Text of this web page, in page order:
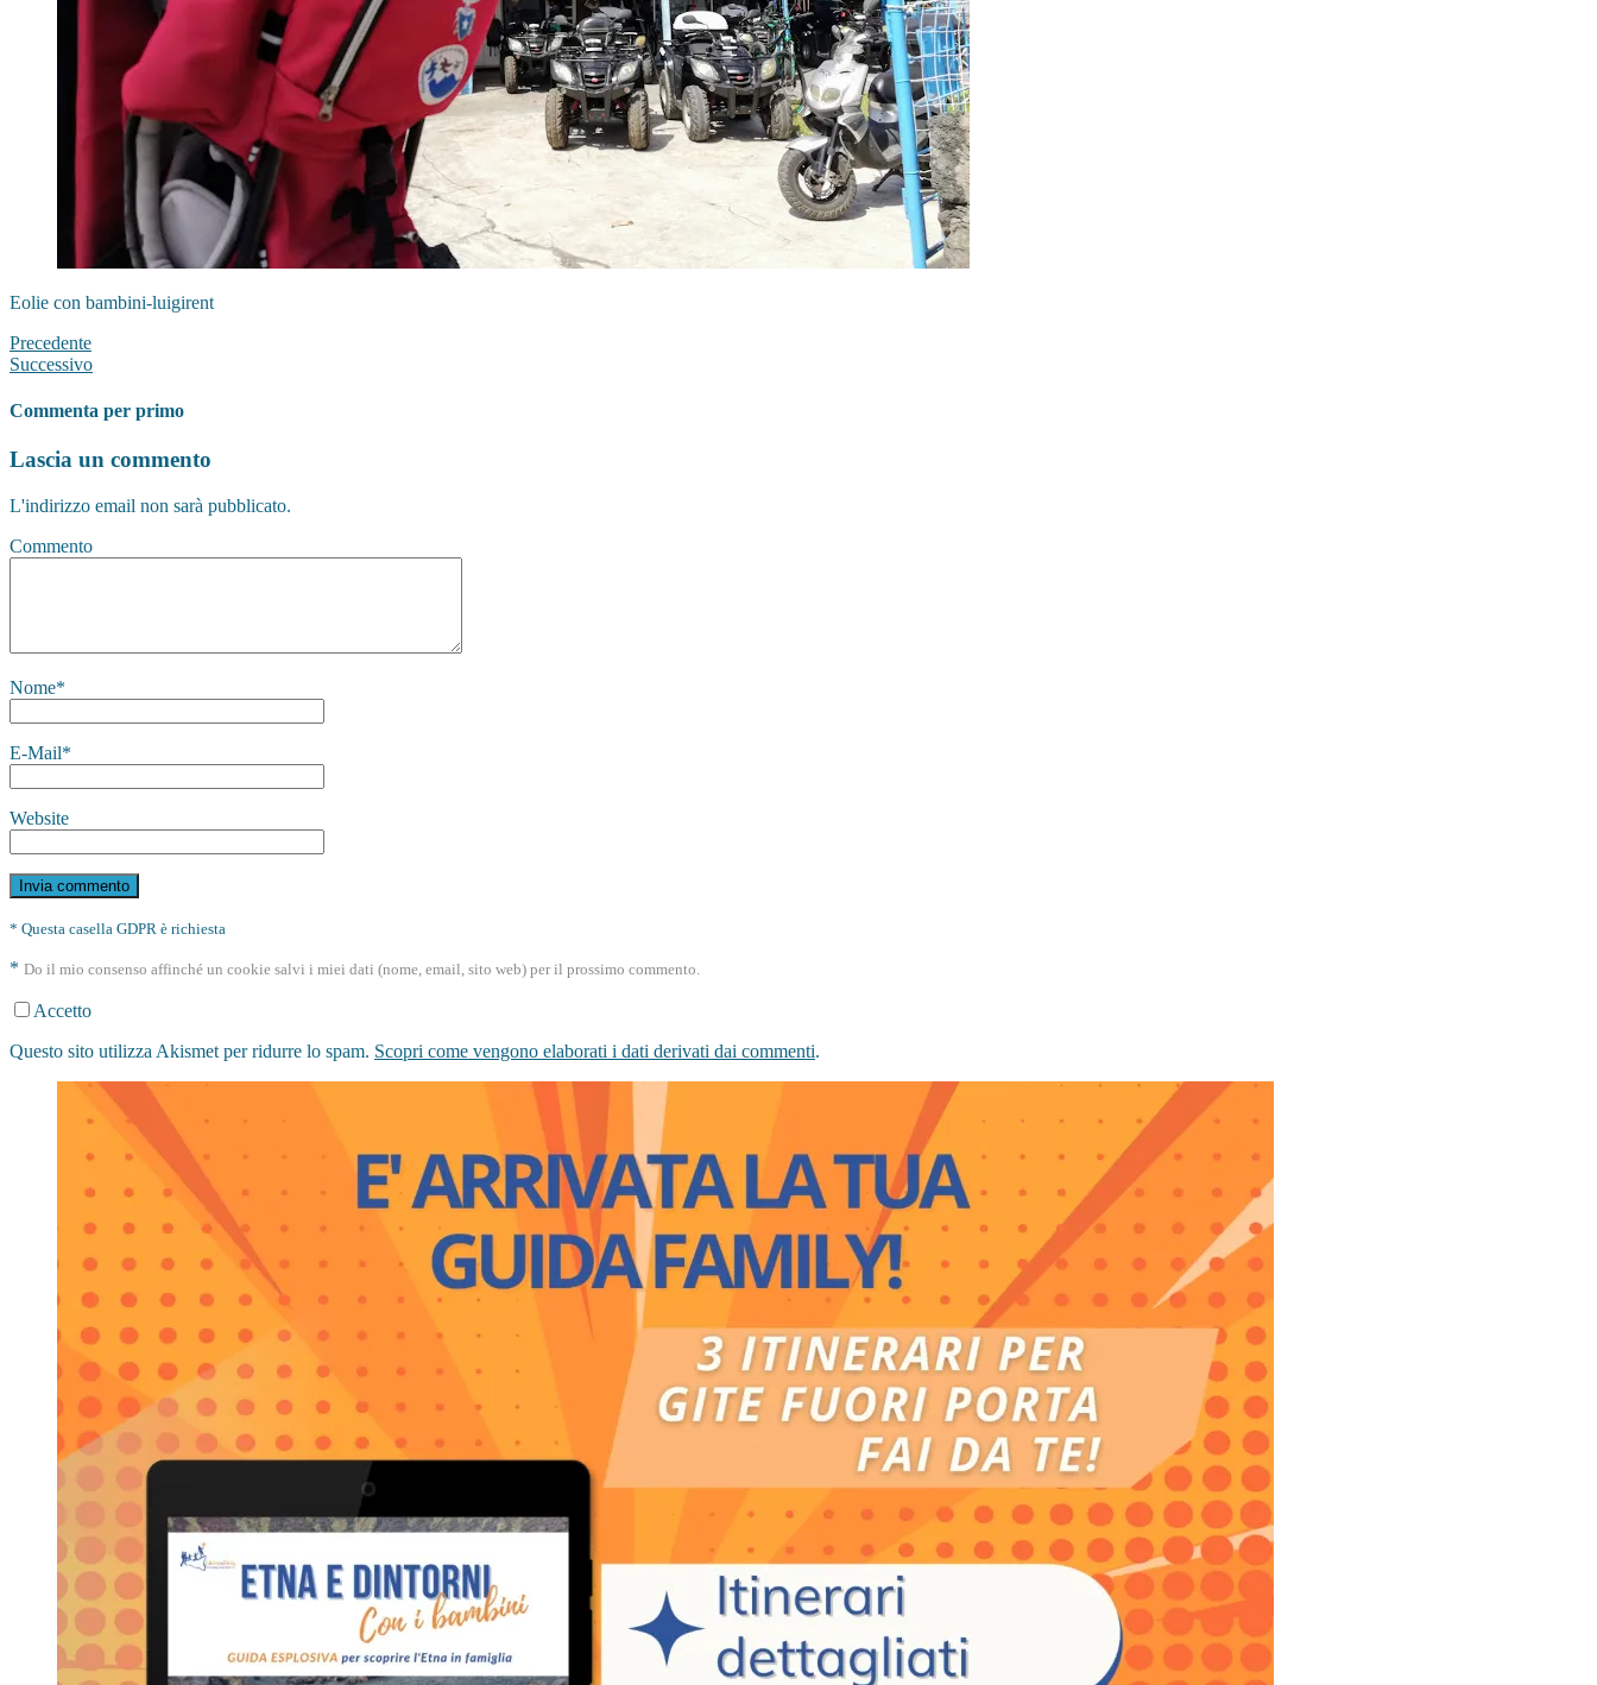
Eolie con bambini-luigirent
Precedente
Successivo
Commenta per primo
Lascia un commento
L'indirizzo email non sarà pubblicato.
Commento
Nome*
E-Mail*
Website
* Questa casella GDPR è richiesta
* Do il mio consenso affinché un cookie salvi i miei dati (nome, email, sito web) per il prossimo commento.
Accetto
Questo sito utilizza Akismet per ridurre lo spam. Scopri come vengono elaborati i dati derivati dai commenti.